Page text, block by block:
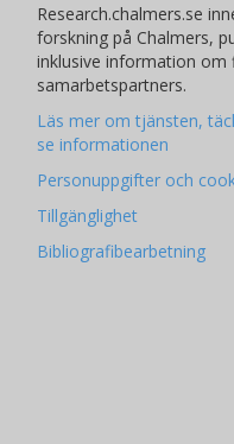
Research.chalmers.se
forskning på Chalmers,
inklusive information om
samarbetspartners.
Läs mer om tjänsten,
se informationen
Personuppgifter och
Tillgänglighet
Bibliografibearbetning